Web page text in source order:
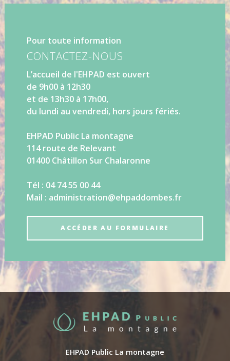
Pour toute information
CONTACTEZ-NOUS
L’accueil de l'EHPAD est ouvert
de 9h00 à 12h30
et de 13h30 à 17h00,
du lundi au vendredi, hors jours fériés.
EHPAD Public La montagne
114 route de Relevant
01400 Châtillon Sur Chalaronne
Tél : 04 74 55 00 44
Mail : administration@ehpaddombes.fr
ACCÉDER AU FORMULAIRE
EHPAD Public La montagne